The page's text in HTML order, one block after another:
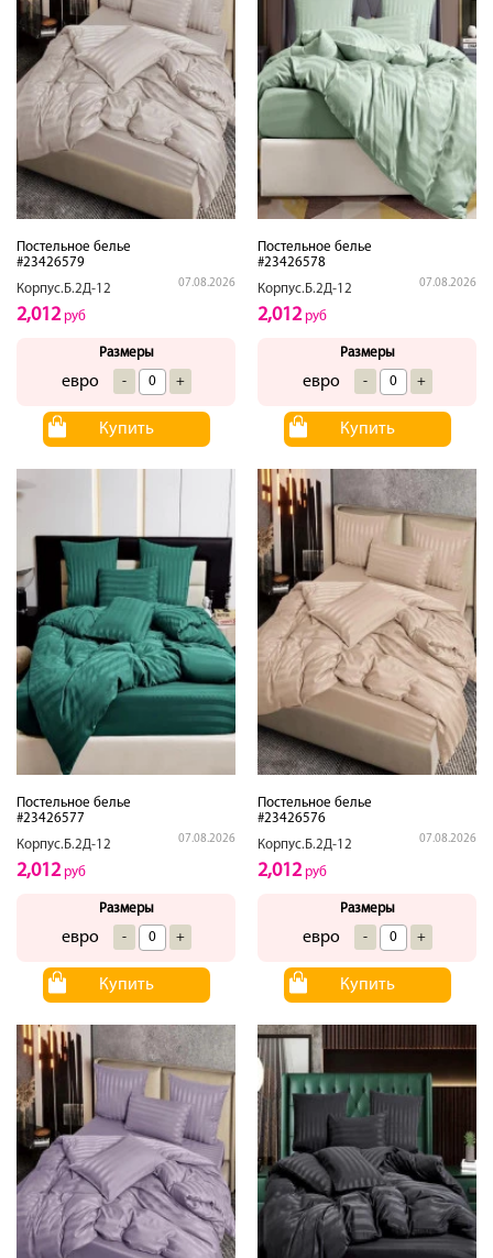
Постельное белье
#23426579
Корпус.Б.2Д-12
07.08.2026
2,012руб
Размеры
евро - +
Купить
Постельное белье
#23426578
Корпус.Б.2Д-12
07.08.2026
2,012руб
Размеры
евро - +
Купить
Постельное белье
#23426577
Корпус.Б.2Д-12
07.08.2026
2,012руб
Размеры
евро - +
Купить
Постельное белье
#23426576
Корпус.Б.2Д-12
07.08.2026
2,012руб
Размеры
евро - +
Купить